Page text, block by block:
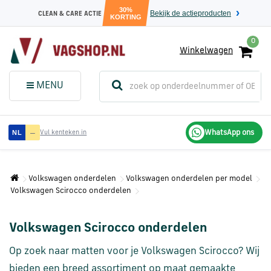
CLEAN & CARE ACTIE
30%
KORTING
Bekijk de actieproducten
0
Winkelwagen
MENU
Menu (Sluit dit
menuvenster)
Audi
onderdelen
Volkswagen
onderdelen
SEAT
onderdelen
NL — Vul kenteken in WhatsApp ons
Volkswagen onderdelen
Volkswagen onderdelen per model
Volkswagen Scirocco onderdelen
Volkswagen Scirocco onderdelen
Op zoek naar matten voor je Volkswagen Scirocco? Wij
bieden een breed assortiment op maat gemaakte